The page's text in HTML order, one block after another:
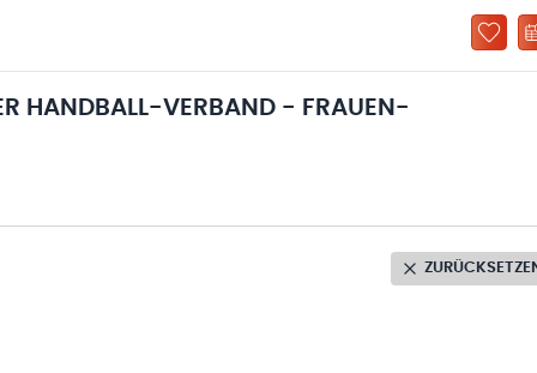
HANDBALL-VERBAND - FRAUEN-